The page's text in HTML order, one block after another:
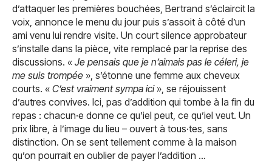
d’attaquer les premières bouchées, Bertrand s’éclaircit la
voix, annonce le menu du jour puis s’assoit à côté d’un
ami venu lui rendre visite. Un court silence approbateur
s’installe dans la pièce, vite remplacé par la reprise des
discussions. « Je pensais que je n’aimais pas le céleri, je
me suis trompée », s’étonne une femme aux cheveux
courts. « C’est vraiment sympa ici», se réjouissent
d’autres convives. Ici, pas d’addition qui tombe à la fin du
repas : chacun·e donne ce qu’iel peut, ce qu’iel veut. Un
prix libre, à l’image du lieu – ouvert à tous·tes, sans
distinction. On se sent tellement comme à la maison
qu’on pourrait en oublier de payer l’addition …